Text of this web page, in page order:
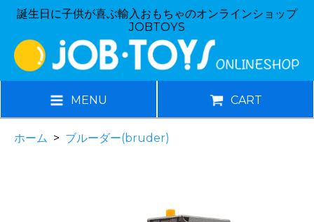
誕生日に子供が喜ぶ輸入おもちゃのオンラインショップ
JOBTOYS
MENU CART
ホーム > ブルーダー(bruder)